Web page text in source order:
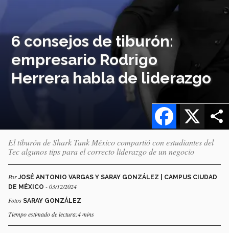
6 consejos de tiburón:
empresario Rodrigo
Herrera habla de liderazgo
X
Facebook
El tiburón de Shark Tank México compartió con estudiantes del
Tec algunos tips para el correcto liderazgo de un negocio
PorJOSÉ ANTONIO VARGAS Y SARAY GONZÁLEZ | CAMPUS CIUDAD
DE MÉXICO - 03/12/2024
Fotos SARAY GONZÁLEZ
Tiempo estimado de lectura:4 mins